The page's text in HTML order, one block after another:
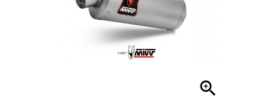
